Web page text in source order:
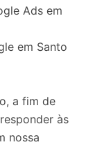
Ads em
em Santo
a fim de
às
nossa